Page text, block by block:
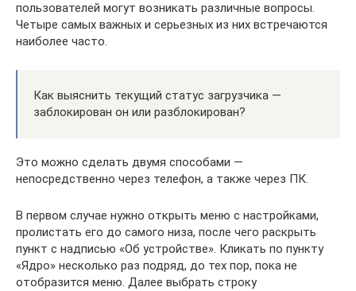
пользователей могут возникать различные вопросы.
Четыре самых важных и серьезных из них встречаются
наиболее часто.
Как выяснить текущий статус загрузчика —
заблокирован он или разблокирован?
Это можно сделать двумя способами —
непосредственно через телефон, а также через ПК.
В первом случае нужно открыть меню с настройками,
пролистать его до самого низа, после чего раскрыть
пункт с надписью «Об устройстве». Кликать по пункту
«Ядро» несколько раз подряд, до тех пор, пока не
отобразится меню. Далее выбрать строку